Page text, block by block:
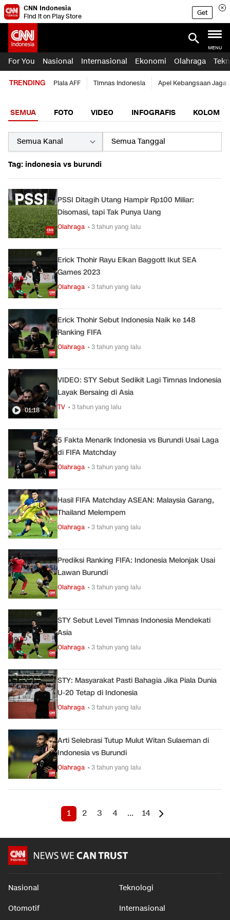
CNN Indonesia
Find it on Play Store
Get
MENU
For You Nasional Internasional Ekonomi Olahraga
TRENDING Piala AFF Timnas Indonesia Apel Kebangsaan Jaga
SEMUA FOTO VIDEO INFOGRAFIS KOLOM
Tag: indonesia vs burundi
PSSI Ditagih Utang Hampir Rp100 Miliar:
Disomasi, tapi Tak Punya Uang
Olahraga • 3 tahun yang lalu
Erick Thohir Rayu Elkan Baggott Ikut SEA
Games 2023
Olahraga • 3 tahun yang lalu
Erick Thohir Sebut Indonesia Naik ke 148
Ranking FIFA
Olahraga • 3 tahun yang lalu
01:18
VIDEO: STY Sebut Sedikit Lagi Timnas Indonesia
Layak Bersaing di Asia
TV • 3 tahun yang lalu
5 Fakta Menarik Indonesia vs Burundi Usai Laga
di FIFA Matchday
Olahraga • 3 tahun yang lalu
Hasil FIFA Matchday ASEAN: Malaysia Garang,
Thailand Melempem
Olahraga • 3 tahun yang lalu
Prediksi Ranking FIFA: Indonesia Melonjak Usai
Lawan Burundi
Olahraga • 3 tahun yang lalu
STY Sebut Level Timnas Indonesia Mendekati
Asia
Olahraga • 3 tahun yang lalu
STY: Masyarakat Pasti Bahagia Jika Piala Dunia
U-20 Tetap di Indonesia
Olahraga • 3 tahun yang lalu
Arti Selebrasi Tutup Mulut Witan Sulaeman di
Indonesia vs Burundi
Olahraga • 3 tahun yang lalu
1 2 3 4 ... 14
Nasional Teknologi
Otomotif Internasional